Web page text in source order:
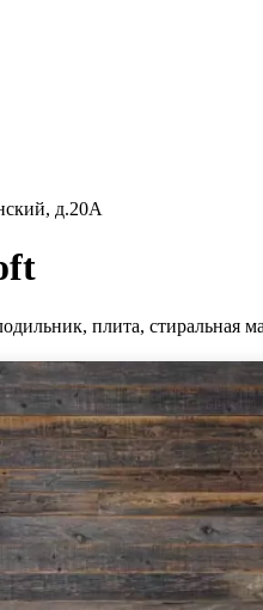
д.20А
плита, стиральная